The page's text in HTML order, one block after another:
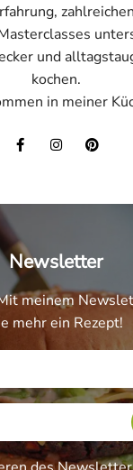
und
kochen.
in meiner
Newsletter
meinem
mehr ein Rezept!